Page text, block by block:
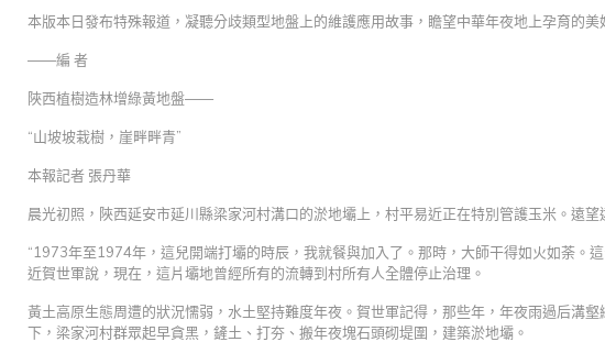
本版本日發布特殊報道，凝聽分歧類型地盤上的維護應用故事，瞻望中華年夜地上孕育的美
——編 者
陜西植樹造林增綠黃地盤——
“山坡坡栽樹，崖畔畔青”
本報記者 張丹華
晨光初照，陜西延安市延川縣梁家河村溝口的淤地壩上，村平易近正在特別管護玉米。遠望
“1973年至1974年，這兒開端打壩的時辰，我就餐與加入了。那時，大師干得如火如荼。
近賀世軍說，現在，這片壩地曾經所有的流轉到村所有人全體停止治理。
黃土高原生態周遭的狀況懦弱，水土堅持難度年夜。賀世軍記得，那些年，年夜雨過后溝
下，梁家河村群眾起早貪黑，鏟土、打夯、搬年夜塊石頭砌堤圍，建築淤地壩。